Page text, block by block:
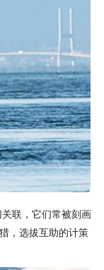
联，它们常被刻画
，选拔互助的计策